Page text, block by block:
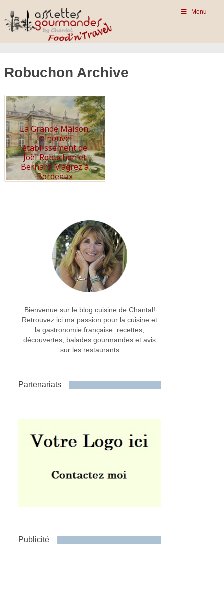
Menu
Robuchon Archive
La Grande Maison,
le nouvel
établissement de
Joël Robuchon et
Bernard Magrez à
Bordeaux
Bienvenue sur le blog cuisine de Chantal!
Retrouvez ici ma passion pour la cuisine et
la gastronomie française: recettes,
découvertes, balades gourmandes et avis
sur les restaurants
Partenariats
Publicité